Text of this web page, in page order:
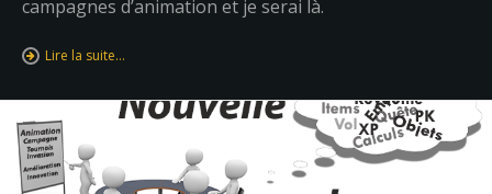
campagnes d’animation et je serai là.
Lire la suite…